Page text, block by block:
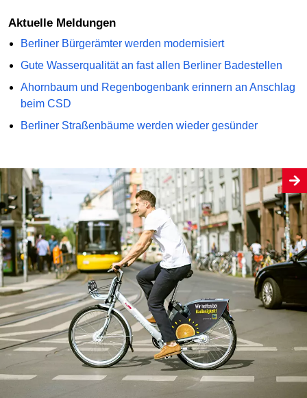
Aktuelle Meldungen
Berliner Bürgerämter werden modernisiert
Gute Wasserqualität an fast allen Berliner Badestellen
Ahornbaum und Regenbogenbank erinnern an Anschlag
beim CSD
Berliner Straßenbäume werden wieder gesünder